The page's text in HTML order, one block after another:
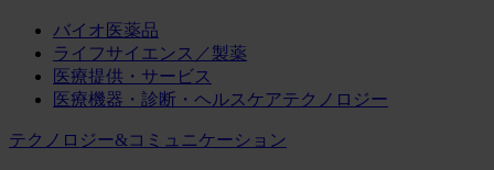
バイオ医薬品
ライフサイエンス／製薬
医療提供・サービス
医療機器・診断・ヘルスケアテクノロジー
テクノロジー&コミュニケーション